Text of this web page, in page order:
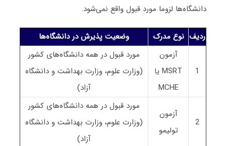
دانشگاه‌ها لزوما مورد قبول واقع نمی‌شود.
ردیف نوع مدرک وضعیت پذیرش در دانشگاه‌ها
1
آزمون
MSRT یا
MCHE
مورد قبول در همه دانشگاه‌های کشور
(وزارت علوم، وزارت بهداشت و دانشگاه
آزاد)
2
آزمون
تولیمو
مورد قبول در همه دانشگاه‌های کشور
(وزارت علوم، وزارت بهداشت و دانشگاه
آزاد)